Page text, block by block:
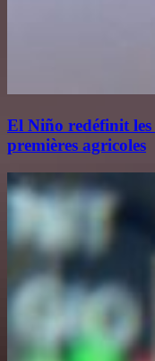
El Niño redéfinit les
premières agricoles